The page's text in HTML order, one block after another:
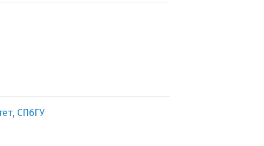
СПбГУ